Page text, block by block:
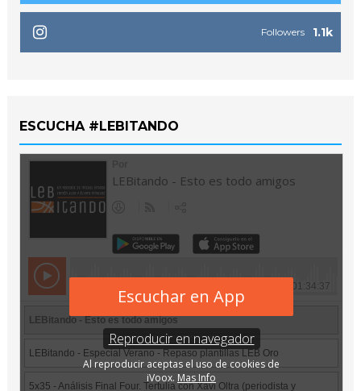
1.1k
Followers
ESCUCHA #LEBITANDO